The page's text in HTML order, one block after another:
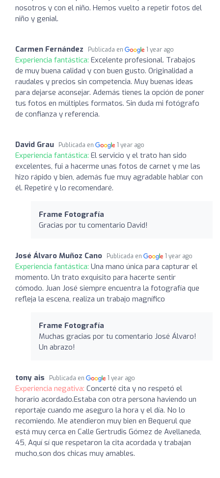
nosotros y con el niño. Hemos vuelto a repetir fotos del
niño y genial.
Carmen Fernández Publicada en 1 year ago
Experiencia fantástica: Excelente profesional. Trabajos
de muy buena calidad y con buen gusto. Originalidad a
raudales y precios sin competencia. Muy buenas ideas
para dejarse aconsejar. Además tienes la opción de poner
tus fotos en múltiples formatos. Sin duda mi fotógrafo
de confianza y referencia.
David Grau Publicada en 1 year ago
Experiencia fantástica: El servicio y el trato han sido
excelentes, fui a hacerme unas fotos de carnet y me las
hizo rápido y bien, además fue muy agradable hablar con
él. Repetiré y lo recomendaré.
Frame Fotografía
Gracias por tu comentario David!
José Álvaro Muñoz Cano Publicada en 1 year ago
Experiencia fantástica: Una mano única para capturar el
momento. Un trato exquisito para hacerte sentir
cómodo. Juan José siempre encuentra la fotografía que
refleja la escena, realiza un trabajo magnífico
Frame Fotografía
Muchas gracias por tu comentario José Álvaro!
Un abrazo!
tony ais Publicada en 1 year ago
Experiencia negativa: Concerté cita y no respetó el
horario acordado.Estaba con otra persona haviendo un
reportaje cuando me aseguro la hora y el día. No lo
recomiendo. Me atendieron muy bien en Bequerul que
está muy cerca en Calle Gertrudis Gómez de Avellaneda,
45, Aquí sí que respetaron la cita acordada y trabajan
mucho,son dos chicas muy amables.